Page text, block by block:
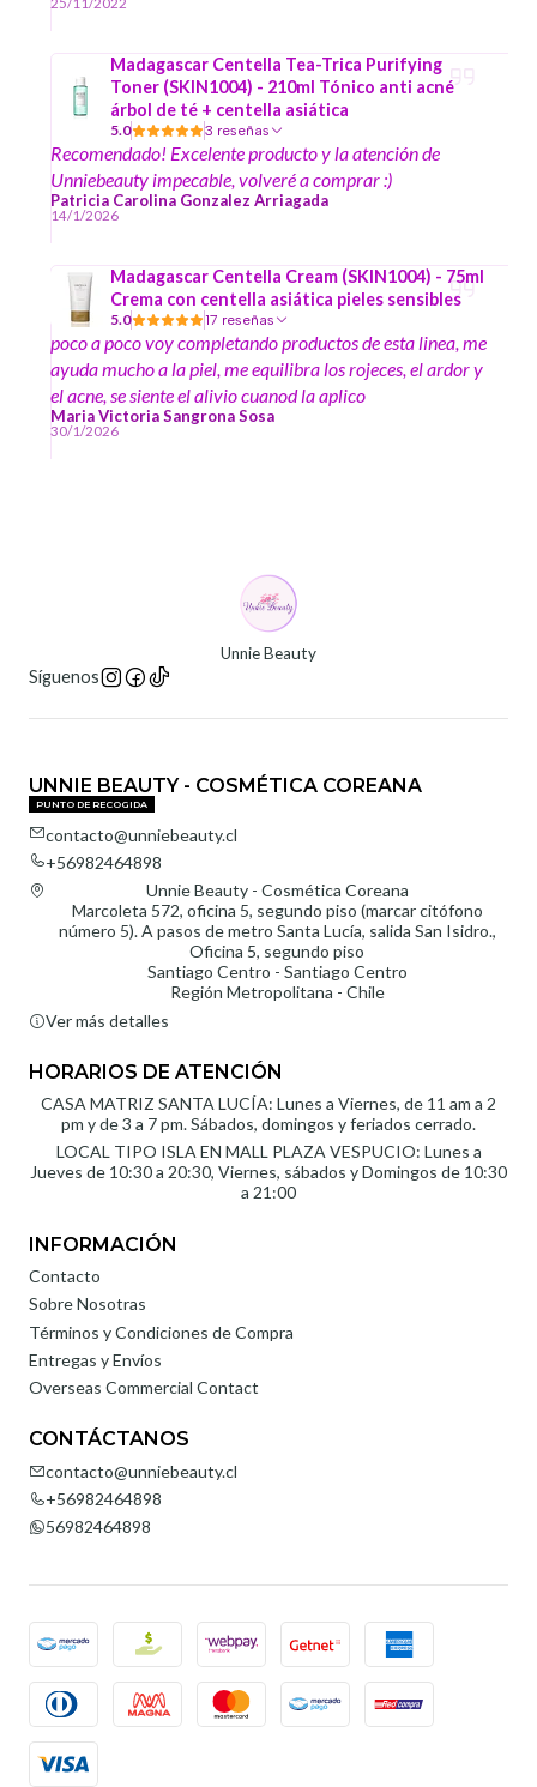
a mi me resulta muy agradable.
25/11/2022
Madagascar Centella Tea-Trica Purifying
Toner (SKIN1004) - 210ml Tónico anti acné
árbol de té + centella asiática
5.0 3 reseñas
Recomendado! Excelente producto y la atención de
Unniebeauty impecable, volveré a comprar :)
Patricia Carolina Gonzalez Arriagada
14/1/2026
Madagascar Centella Cream (SKIN1004) - 75ml
Crema con centella asiática pieles sensibles
5.0 17 reseñas
poco a poco voy completando productos de esta linea, me
ayuda mucho a la piel, me equilibra los rojeces, el ardor y
el acne, se siente el alivio cuanod la aplico
Maria Victoria Sangrona Sosa
30/1/2026
Unnie Beauty
Síguenos
UNNIE BEAUTY - COSMÉTICA COREANA
PUNTO DE RECOGIDA
contacto@unniebeauty.cl
+56982464898
Unnie Beauty - Cosmética Coreana
Marcoleta 572, oficina 5, segundo piso (marcar citófono
número 5). A pasos de metro Santa Lucía, salida San Isidro.,
Oficina 5, segundo piso
Santiago Centro - Santiago Centro
Región Metropolitana - Chile
Ver más detalles
HORARIOS DE ATENCIÓN
CASA MATRIZ SANTA LUCÍA: Lunes a Viernes, de 11 am a 2
pm y de 3 a 7 pm. Sábados, domingos y feriados cerrado.
LOCAL TIPO ISLA EN MALL PLAZA VESPUCIO: Lunes a
Jueves de 10:30 a 20:30, Viernes, sábados y Domingos de 10:30
a 21:00
INFORMACIÓN
Contacto
Sobre Nosotras
Términos y Condiciones de Compra
Entregas y Envíos
Overseas Commercial Contact
CONTÁCTANOS
contacto@unniebeauty.cl
+56982464898
56982464898